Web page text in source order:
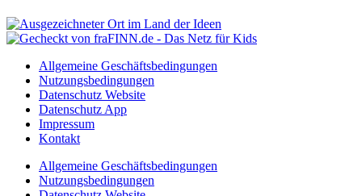
Allgemeine Geschäftsbedingungen
Nutzungsbedingungen
Datenschutz Website
Datenschutz App
Impressum
Kontakt
Allgemeine Geschäftsbedingungen
Nutzungsbedingungen